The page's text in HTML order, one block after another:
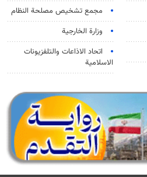
مجمع تشخيص مصلحة النظام
وزارة الخارجية
اتحاد الاذاعات والتلفزيونات
الاسلامية